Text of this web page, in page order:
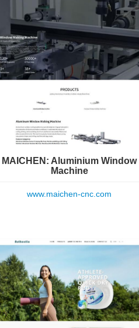
MAICHEN: Aluminium Window
Machine
www.maichen-cnc.com